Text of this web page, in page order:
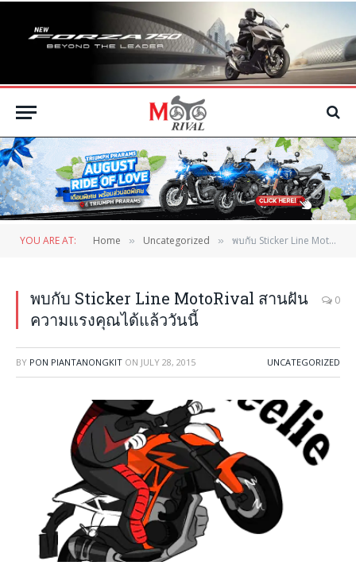
YOU ARE AT: Home » Uncategorized » พบกับ Sticker Line MotoRival สานฝันความแรงคุณได้แล้ววันนี้
พบกับ Sticker Line MotoRival สานฝัน
ความแรงคุณได้แล้ววันนี้
0
BY PON PIANTANONGKIT ON JULY 28, 2015 UNCATEGORIZED